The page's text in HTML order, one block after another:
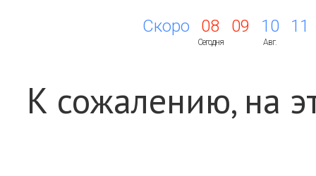
Скоро 08
Сегодня
09 10
Авг.
11
К сожалению, на